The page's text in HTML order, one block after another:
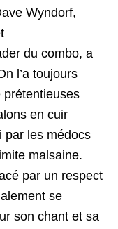
Wyndorf,
du combo, a
l’a toujours
prétentieuses
en cuir
par les médocs
malsaine.
par un respect
se
son chant et sa